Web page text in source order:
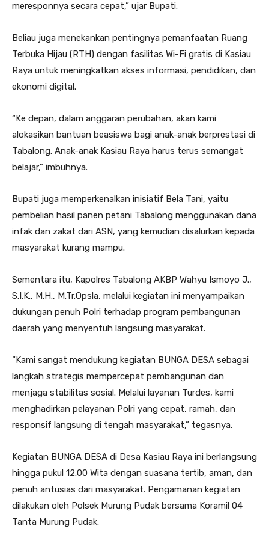
meresponnya secara cepat,” ujar Bupati.
Beliau juga menekankan pentingnya pemanfaatan Ruang
Terbuka Hijau (RTH) dengan fasilitas Wi-Fi gratis di Kasiau
Raya untuk meningkatkan akses informasi, pendidikan, dan
ekonomi digital.
“Ke depan, dalam anggaran perubahan, akan kami
alokasikan bantuan beasiswa bagi anak-anak berprestasi di
Tabalong. Anak-anak Kasiau Raya harus terus semangat
belajar,” imbuhnya.
Bupati juga memperkenalkan inisiatif Bela Tani, yaitu
pembelian hasil panen petani Tabalong menggunakan dana
infak dan zakat dari ASN, yang kemudian disalurkan kepada
masyarakat kurang mampu.
Sementara itu, Kapolres Tabalong AKBP Wahyu Ismoyo J.,
S.I.K., M.H., M.Tr.Opsla, melalui kegiatan ini menyampaikan
dukungan penuh Polri terhadap program pembangunan
daerah yang menyentuh langsung masyarakat.
“Kami sangat mendukung kegiatan BUNGA DESA sebagai
langkah strategis mempercepat pembangunan dan
menjaga stabilitas sosial. Melalui layanan Turdes, kami
menghadirkan pelayanan Polri yang cepat, ramah, dan
responsif langsung di tengah masyarakat,” tegasnya.
Kegiatan BUNGA DESA di Desa Kasiau Raya ini berlangsung
hingga pukul 12.00 Wita dengan suasana tertib, aman, dan
penuh antusias dari masyarakat. Pengamanan kegiatan
dilakukan oleh Polsek Murung Pudak bersama Koramil 04
Tanta Murung Pudak.